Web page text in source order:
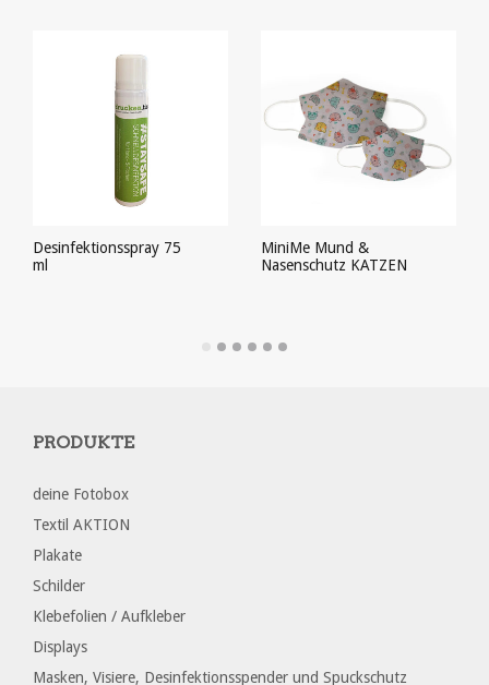
Desinfektionsspray 75
ml
MiniMe Mund &
Nasenschutz KATZEN
PRODUKTE
deine Fotobox
Textil AKTION
Plakate
Schilder
Klebefolien / Aufkleber
Displays
Masken, Visiere, Desinfektionsspender und Spuckschutz